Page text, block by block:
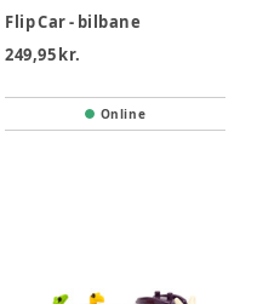
Flip Car - bilbane
249,95 kr.
Online